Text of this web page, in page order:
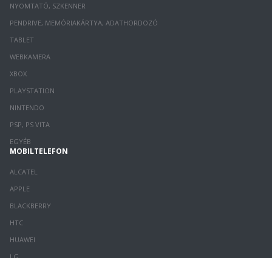
NYOMTATÓ, SZKENNER
PENDRIVE, MEMÓRIAKÁRTYA, ADATHORDOZÓ
TABLET
WEBKAMERA
XBOX
PLAYSTATION
NINTENDO
PSP, PS VITA
EGYÉB
MOBILTELEFON
ALCATEL
APPLE
BLACKBERRY
HTC
HUAWEI